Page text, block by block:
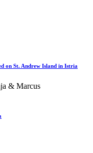
on St. Andrew Island in Istria